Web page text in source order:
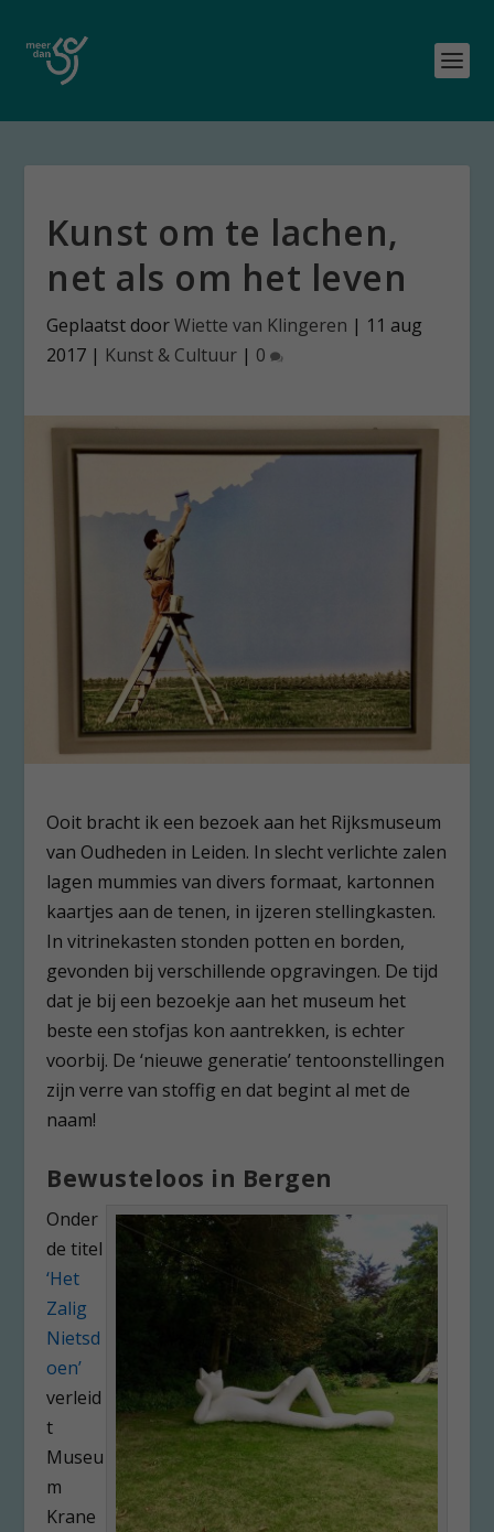
Kunst om te lachen,
net als om het leven
Geplaatst doorWiette van Klingeren | 11 aug
2017 | Kunst & Cultuur | 0
Ooit bracht ik een bezoek aan het Rijksmuseum
van Oudheden in Leiden. In slecht verlichte zalen
lagen mummies van divers formaat, kartonnen
kaartjes aan de tenen, in ijzeren stellingkasten.
In vitrinekasten stonden potten en borden,
gevonden bij verschillende opgravingen. De tijd
dat je bij een bezoekje aan het museum het
beste een stofjas kon aantrekken, is echter
voorbij. De ‘nieuwe generatie’ tentoonstellingen
zijn verre van stoffig en dat begint al met de
naam!
Bewusteloos in Bergen
Onder
de titel
‘Het
Zalig
Nietsd
oen’
verleid
t
Museu
m
Krane